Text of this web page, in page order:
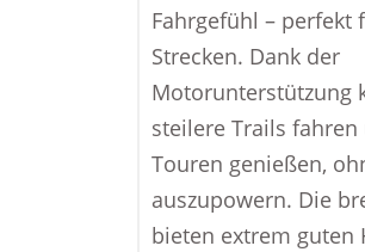
Fahrgefühl – perfekt
Strecken. Dank der
Motorunterstützung
steilere Trails
Touren genießen,
auszupowern. Die
bieten extrem guten